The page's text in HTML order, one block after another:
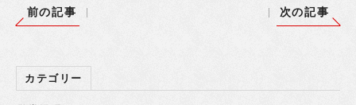
前の記事
次の記事
カテゴリー